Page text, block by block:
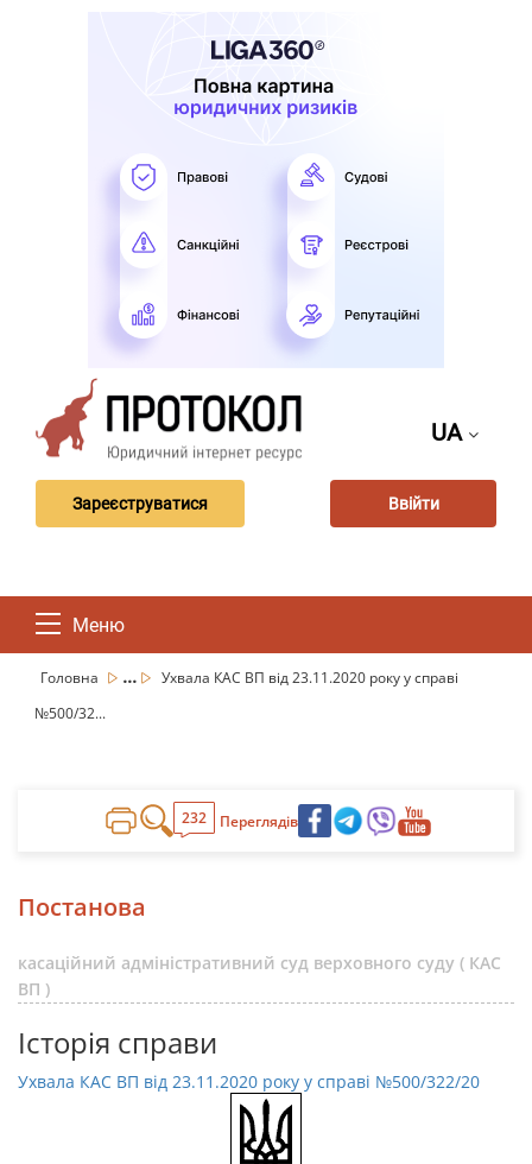
UA
Зареєструватися Ввійти
Меню
Головна ...
Ухвала КАС ВП від 23.11.2020 року у справі
№500/32...
232 Переглядів
Постанова
касаційний адміністративний суд верховного суду ( КАС
ВП )
Історія справи
Ухвала КАС ВП від 23.11.2020 року у справі №500/322/20